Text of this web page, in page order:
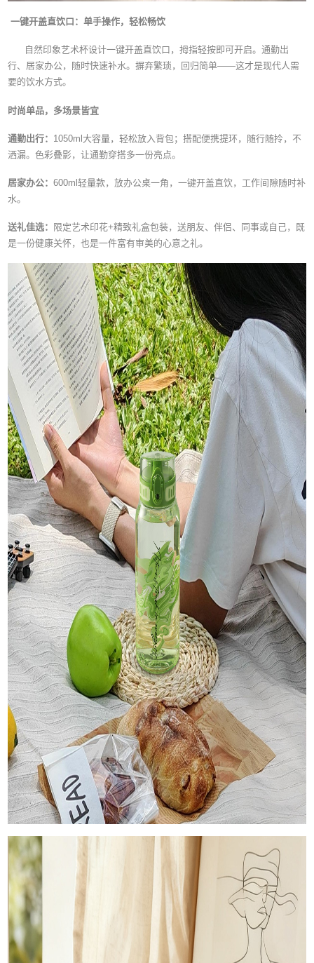
一键开盖直饮口：单手操作，轻松畅饮
自然印象艺术杯设计一键开盖直饮口，拇指轻按即可开启。通勤出
行、居家办公，随时快速补水。摒弃繁琐，回归简单——这才是现代人需
要的饮水方式。
时尚单品，多场景皆宜
通勤出行： 1050ml大容量，轻松放入背包；搭配便携提环，随行随拎，不
洒漏。色彩叠影，让通勤穿搭多一份亮点。
居家办公：600ml轻量款，放办公桌一角，一键开盖直饮，工作间隙随时补
水。
送礼佳选： 限定艺术印花+精致礼盒包装，送朋友、伴侣、同事或自己，既
是一份健康关怀，也是一件富有审美的心意之礼。